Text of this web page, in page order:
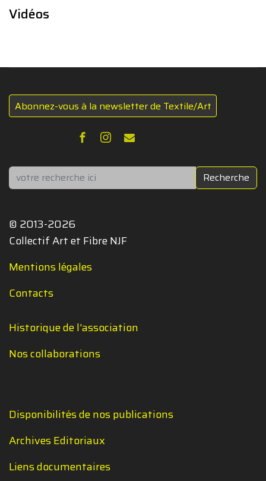
Vidéos
Abonnez-vous à la newsletter de Textile/Art
Rechercher Recherche
© 2013-2026
Collectif Art et Fibre NJF
Mentions légales
Contacts
Historique de l'association
Nos collaborations
Disponibilités de nos publications
Archives Editoriaux
Liens documentaires